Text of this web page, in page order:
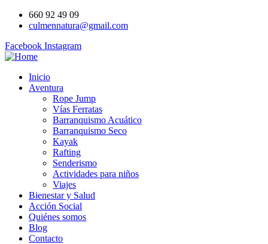
660 92 49 09
culmennatura@gmail.com
Facebook Instagram
Inicio
Aventura
Rope Jump
Vías Ferratas
Barranquismo Acuático
Barranquismo Seco
Kayak
Rafting
Senderismo
Actividades para niños
Viajes
Bienestar y Salud
Acción Social
Quiénes somos
Blog
Contacto